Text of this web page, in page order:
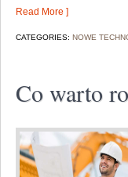
Read More ]
CATEGORIES: NOWE
Co warto